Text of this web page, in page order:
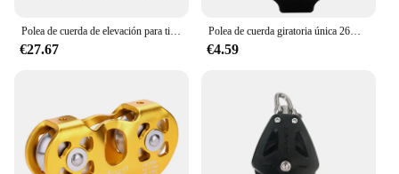
Polea de cuerda de elevación para tienda de campaña, gancho de polea de elevación de 1/2/4/6/8/10/12/14/16 piezas, 1/8
€27.67
Polea de cuerda giratoria única 26KN, bloque de polea de escalada de aleación de aluminio de alta resistencia para cuerda de 12mm
€4.59